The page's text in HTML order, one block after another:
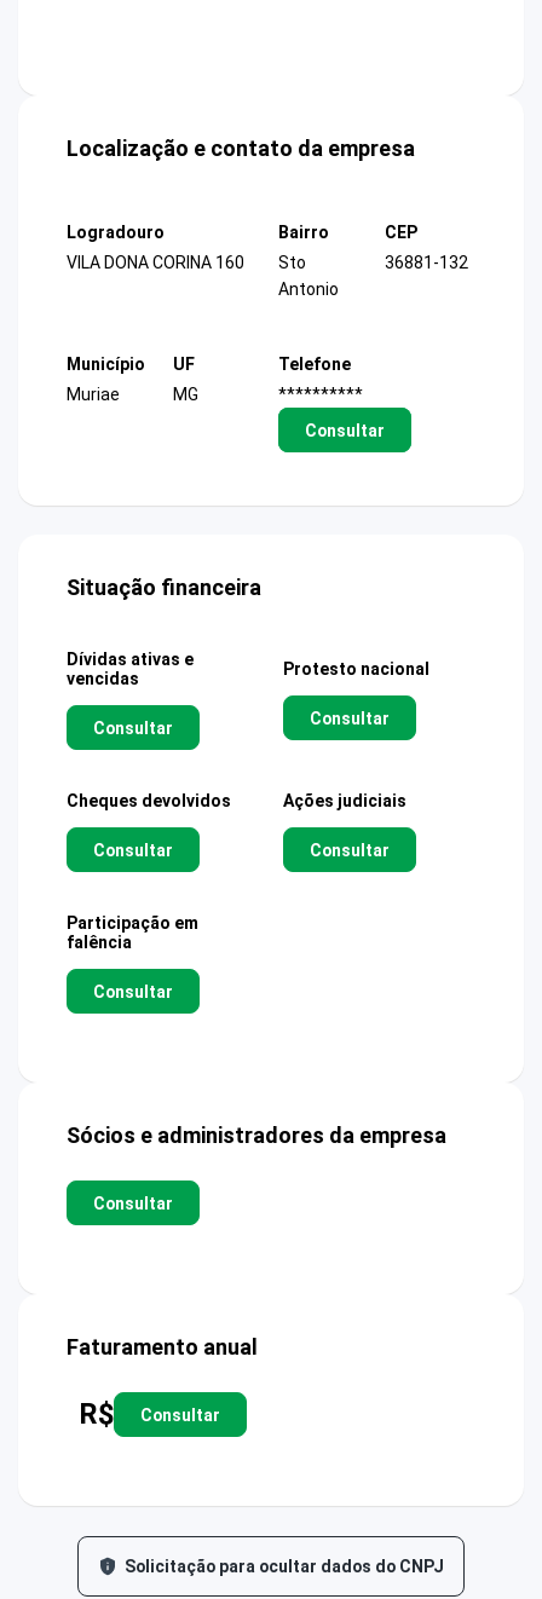
Localização e contato da empresa
Logradouro
VILA DONA CORINA 160
Bairro
Sto
Antonio
CEP
36881-132
Município
Muriae
UF
MG
Telefone
**********
Consultar
Situação financeira
Dívidas ativas e
vencidas
Consultar
Protesto nacional
Consultar
Cheques devolvidos
Consultar
Ações judiciais
Consultar
Participação em
falência
Consultar
Sócios e administradores da empresa
Consultar
Faturamento anual
R$ Consultar
Solicitação para ocultar dados do CNPJ